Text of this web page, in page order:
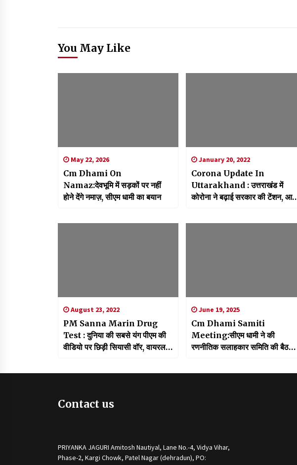
You May Like
May 22, 2026
Cm Dhami On
Namaz:देवभूमि में सड़कों पर नहीं
होने देंगे नमाज़, सीएम धामी का बयान
January 20, 2022
Corona Update In
Uttarakhand : उत्तराखंड में
कोरोना ने बढ़ाई सरकार की टेंशन, आज
August 23, 2022
PM Sanna Marin Drug
Test : दुनिया की सबसे यंग पीएम की
वीडियो पर छिड़ी सियासी वॉर, वायरल
June 19, 2025
Cm Dhami Samiti
Meeting:सीएम धामी ने की
रणनीतिक सलाहकार समिति की बैठक,
Contact us
PRIYANKA JAGURI Amitosh Nautiyal, Lane No.-4, Vidya Vihar,
Phase-2, Kargi Chowk, Patel Nagar (dehradun), PO: